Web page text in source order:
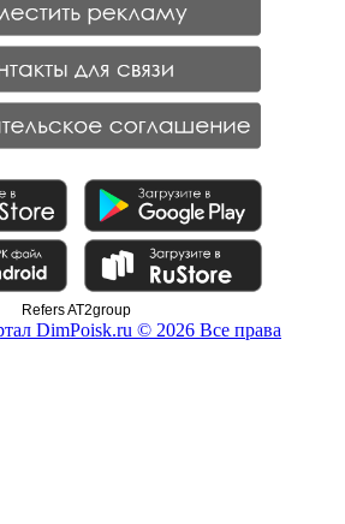
Refers AT2group
DimPoisk.ru © 2026 Все права